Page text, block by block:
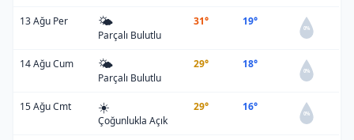
13 Ağu Per 🌤️
Parçalı Bulutlu
31° 19°
0%
14 Ağu Cum 🌤️
Parçalı Bulutlu
29° 18°
0%
15 Ağu Cmt ☀️
Çoğunlukla Açık
29° 16°
0%